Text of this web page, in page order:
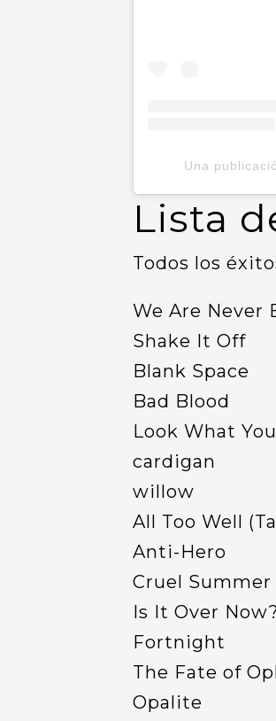
Una
Lista
Todos los
We Are Never
Shake It Off
Blank Space
Bad Blood
Look What
cardigan
willow
All Too Well
Anti-Hero
Cruel Summer
Is It Over Now?
Fortnight
The Fate of
Opalite